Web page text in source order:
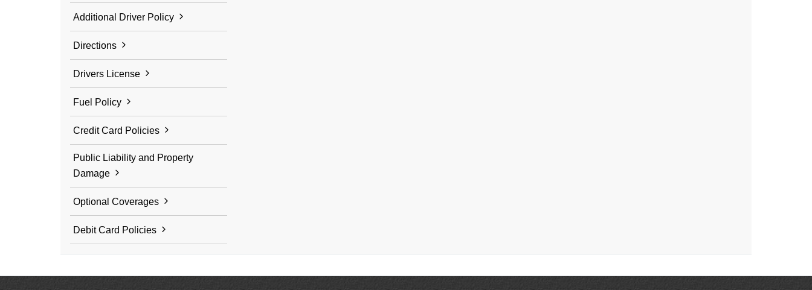
Additional Driver Policy
Directions
Drivers License
Fuel Policy
Credit Card Policies
Public Liability and Property
Damage
Optional Coverages
Debit Card Policies